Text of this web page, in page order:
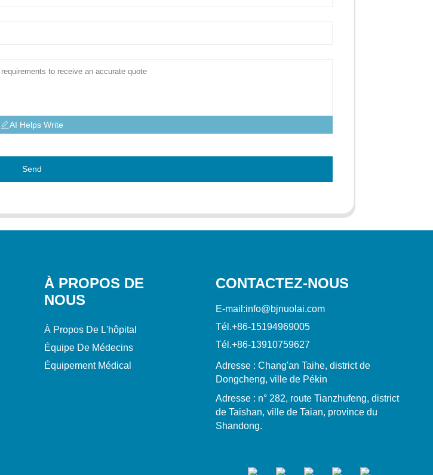
AI Helps Write
Send
À PROPOS DE
NOUS
À Propos De L'hôpital
Équipe De Médecins
Équipement Médical
CONTACTEZ-NOUS
E-mail:info@bjnuolai.com
Tél.+86-15194969005
Tél.+86-13910759627
Adresse : Chang'an Taihe, district de
Dongcheng, ville de Pékin
Adresse : n° 282, route Tianzhufeng, district
de Taishan, ville de Taian, province du
Shandong.